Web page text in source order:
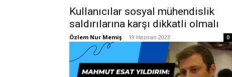
Kullanıcılar sosyal mühendislik
saldırılarına karşı dikkatli olmalı
Özlem Nur Memiş - 19 Haziran 2023 0